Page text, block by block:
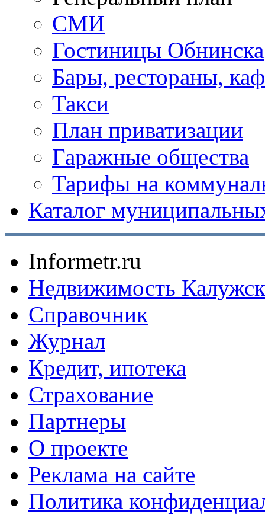
СМИ
Гостиницы Обнинска
Бары, рестораны,
Такси
План приватизации
Гаражные общества
Тарифы на
Каталог
Informetr.ru
Недвижимость
Справочник
Журнал
Кредит, ипотека
Страхование
Партнеры
O проекте
Реклама на сайте
Политика